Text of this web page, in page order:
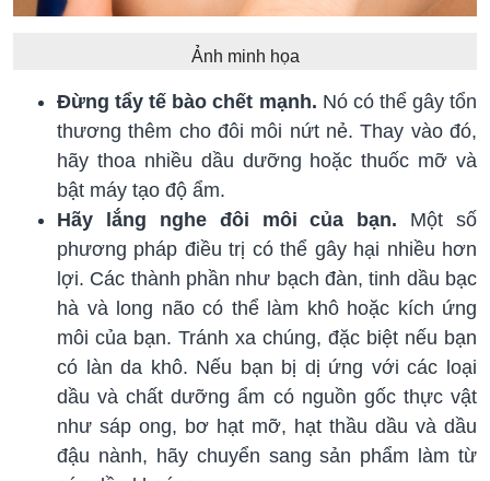
Ảnh minh họa
Đừng tẩy tế bào chết mạnh. Nó có thể gây tổn
thương thêm cho đôi môi nứt nẻ. Thay vào đó,
hãy thoa nhiều dầu dưỡng hoặc thuốc mỡ và
bật máy tạo độ ẩm.
Hãy lắng nghe đôi môi của bạn. Một số
phương pháp điều trị có thể gây hại nhiều hơn
lợi. Các thành phần như bạch đàn, tinh dầu bạc
hà và long não có thể làm khô hoặc kích ứng
môi của bạn. Tránh xa chúng, đặc biệt nếu bạn
có làn da khô. Nếu bạn bị dị ứng với các loại
dầu và chất dưỡng ẩm có nguồn gốc thực vật
như sáp ong, bơ hạt mỡ, hạt thầu dầu và dầu
đậu nành, hãy chuyển sang sản phẩm làm từ